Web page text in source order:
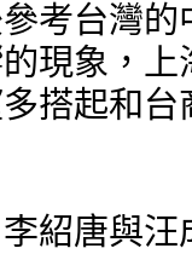
考台灣的
現象，上
搭起和台
紹唐與汪